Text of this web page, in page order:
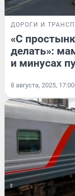
ДОРОГИ И
«С
делать»:
и минусах
8 августа, 2025, 17:00